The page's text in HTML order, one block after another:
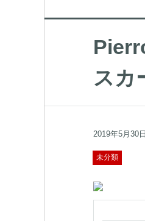
スカ
2019年5月30日
未分類